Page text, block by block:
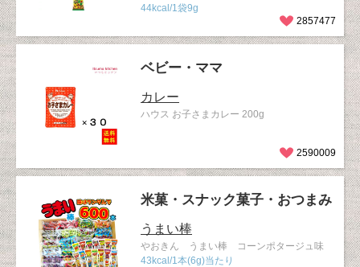
44kcal/1袋9g
2857477
ベビー・ママ
カレー
ハウス お子さまカレー 200g
2590009
米菓・スナック菓子・おつまみ
うまい棒
やおきん うまい棒 コーンポタージュ味
43kcal/1本(6g)当たり